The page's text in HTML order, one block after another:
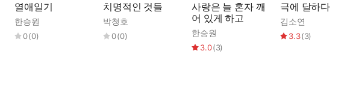
열애일기
한승원
0(0)
치명적인 것들
박청호
0(0)
사랑은 늘 혼자 깨
어 있게 하고
한승원
3.0(3)
극에 달하다
김소연
3.3(3)